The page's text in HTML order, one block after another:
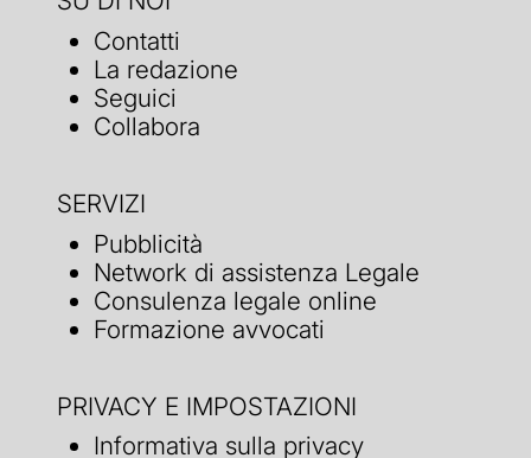
Contatti
La redazione
Seguici
Collabora
SERVIZI
Pubblicità
Network di assistenza Legale
Consulenza legale online
Formazione avvocati
PRIVACY E IMPOSTAZIONI
Informativa sulla privacy